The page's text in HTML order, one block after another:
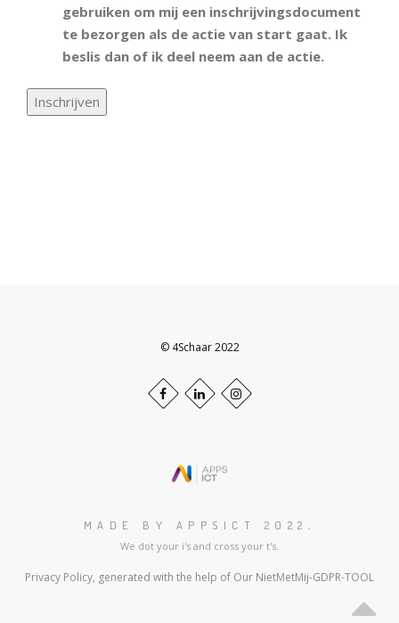
gebruiken om mij een inschrijvingsdocument
te bezorgen als de actie van start gaat. Ik
beslis dan of ik deel neem aan de actie.
© 4Schaar 2022
Facebook
profile
LinkedIn+
profile
Instagram
of
the
MADE BY APPSICT 2022 .
We dot your i's and cross your t's.
Privacy Policy, generated with the help of Our NietMetMij-GDPR-TOOL